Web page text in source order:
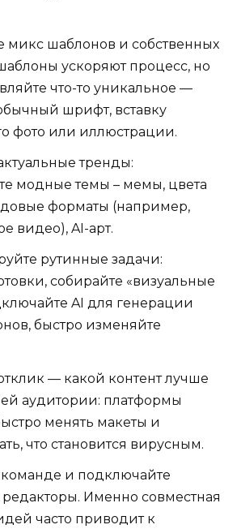
микс шаблонов и собственных
ускоряют процесс, но
что-то уникальное —
шрифт, вставку
фото или иллюстрации.
тренды:
модные темы – мемы, цвета
форматы (например,
видео), AI-арт.
рутинные задачи:
собирайте «визуальные
AI для генерации
быстро изменяйте
— какой контент лучше
аудитории: платформы
менять макеты и
что становится вирусным.
команде и подключайте
Именно совместная
часто приводит к